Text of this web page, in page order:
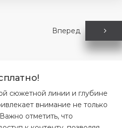
Вперед
сюжетной линии и глубине
внимание не только
отметить, что